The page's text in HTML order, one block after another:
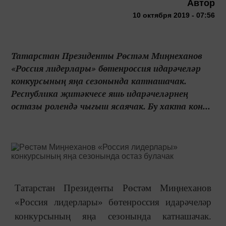
Автор
10 октября 2019 - 07:56
Татарстан Президенты Рөстәм Миңнеханов
«Россия лидерлары» бөтенроссия идарәчеләр
конкурсының яңа сезонында катнашачак.
Республика җитәкчесе яшь идарәчеләрнең
остазы ролендә чыгыш ясаячак. Бу хакта кон...
Татарстан Президенты Рөстәм Миңнеханов
«Россия лидерлары» бөтенроссия идарәчеләр
конкурсының яңа сезонында катнашачак.